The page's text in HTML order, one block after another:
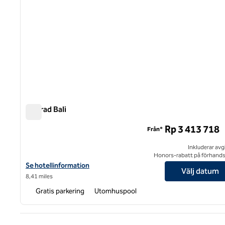
Conrad Bali
Visa hotelluppgifter för Conrad Bali
Se hotellinformation
8,41 miles
Från* Rp 3 413 718
Inkluderar
Honors-rabatt på
Välj datum
Gratis parkering Utomhuspool